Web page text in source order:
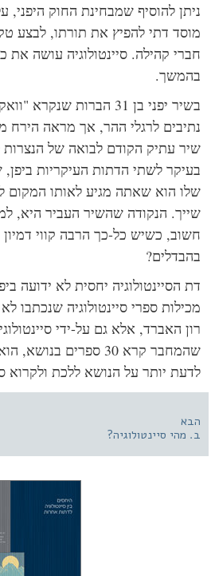
להוסיף שמבחינת החוק היפני, על
דתי להפיץ את תורתו, לבצע
קהילה. סיינטולוגיה עושה את כל
בשיר יפני בן 31 הברות שנקרא
לרגלי ההר, אך מראה הירח
עתיק הקודם לבואה של הנצרות
לשתי הדתות העיקריות ביפן,
הוא שאתה מגיע לאותו המקום
הנקודה שהשיר העביר היא, למה
כשיש כל-כך הרבה קווי דמיון
הסיינטולוגיה יחסית לא ידועה
ספרי סיינטולוגיה שנכתבו לא
האברד, אלא גם על-ידי
שהמחבר קרא 30 ספרים
יותר על הנושא ללכת ולקרוא
סיינטולוגיה?